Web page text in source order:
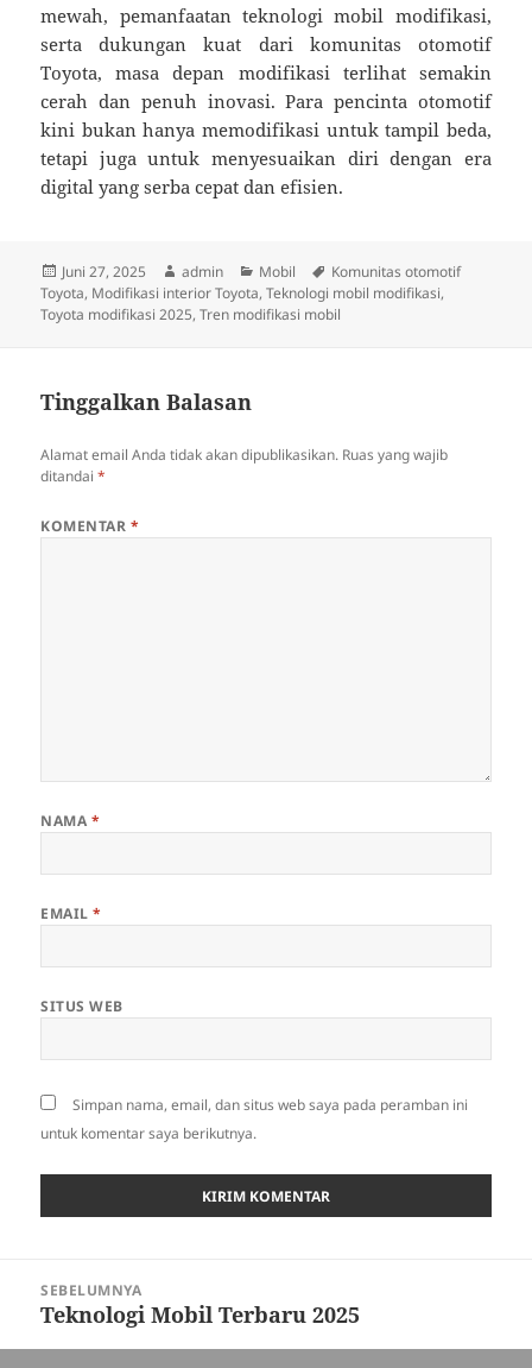
mewah, pemanfaatan teknologi mobil modifikasi,
serta dukungan kuat dari komunitas otomotif
Toyota, masa depan modifikasi terlihat semakin
cerah dan penuh inovasi. Para pencinta otomotif
kini bukan hanya memodifikasi untuk tampil beda,
tetapi juga untuk menyesuaikan diri dengan era
digital yang serba cepat dan efisien.
Diposkan
pada
Juni 27, 2025 Penulis
admin Kategori
Mobil Tag
Komunitas otomotif
Toyota, Modifikasi interior Toyota,Teknologi mobil modifikasi,
Toyota modifikasi 2025,Tren modifikasi mobil
Tinggalkan Balasan
Alamat email Anda tidak akan dipublikasikan. Ruas yang wajib
ditandai*
KOMENTAR *
NAMA *
EMAIL*
SITUS WEB
Simpan nama, email, dan situs web saya pada peramban ini
untuk komentar saya berikutnya.
SEBELUMNYA
Pos
Teknologi Mobil Terbaru 2025